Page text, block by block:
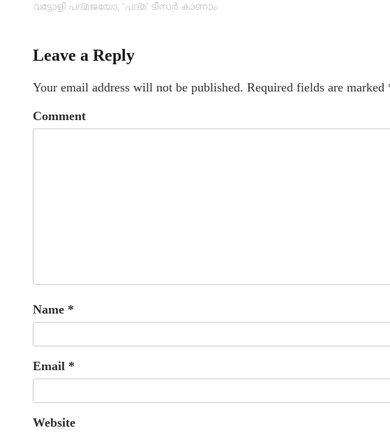
വട്ടോളി പദ്മജയോ, ‘പദ്മ’ ടീസർ കാണാം
Leave a Reply
Your email address will not be published. Required fields are marked
Comment
Name *
Email *
Website